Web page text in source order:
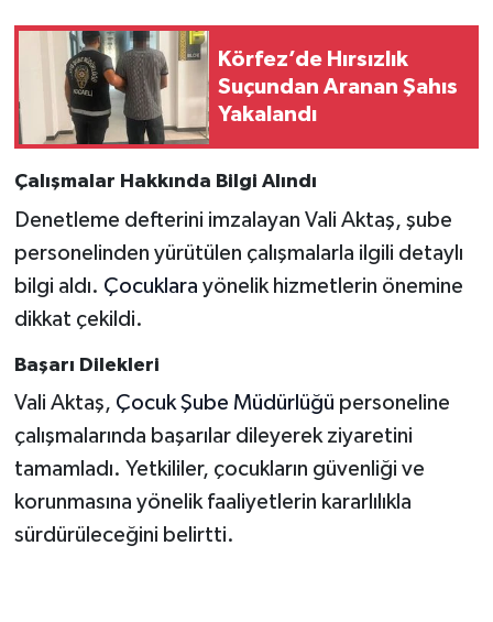
Körfez’de Hırsızlık
Suçundan Aranan Şahıs
Yakalandı
Çalışmalar Hakkında Bilgi Alındı
Denetleme defterini imzalayan Vali Aktaş, şube
personelinden yürütülen çalışmalarla ilgili detaylı
bilgi aldı. Çocuklara yönelik hizmetlerin önemine
dikkat çekildi.
Başarı Dilekleri
Vali Aktaş, Çocuk Şube Müdürlüğü personeline
çalışmalarında başarılar dileyerek ziyaretini
tamamladı. Yetkililer, çocukların güvenliği ve
korunmasına yönelik faaliyetlerin kararlılıkla
sürdürüleceğini belirtti.